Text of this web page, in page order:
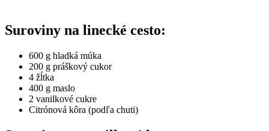
Suroviny na linecké cesto:
600 g hladká múka
200 g práškový cukor
4 žĺtka
400 g maslo
2 vanilkové cukre
Citrónová kôra (podľa chuti)